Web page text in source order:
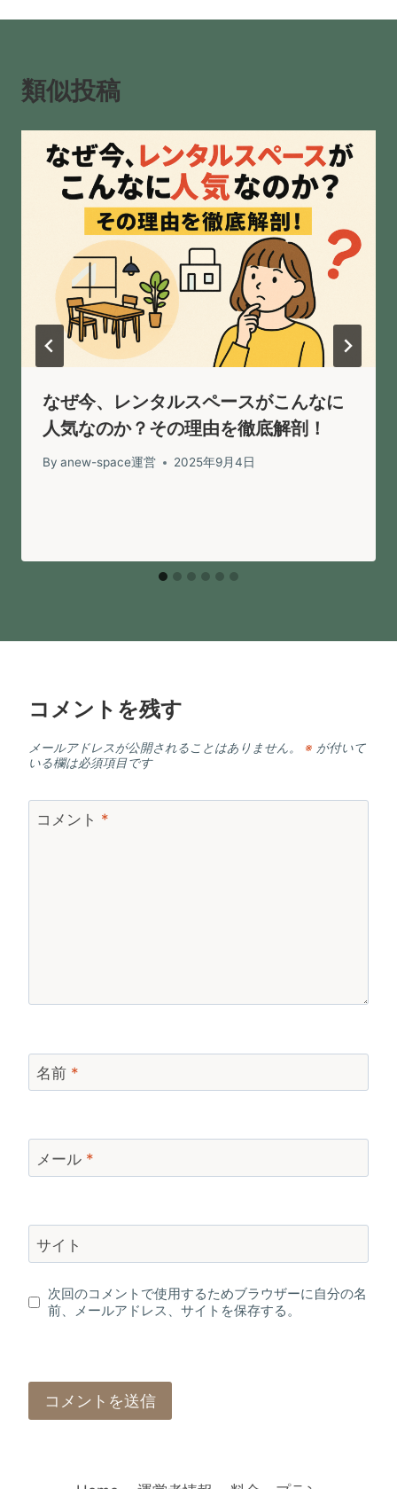
ゲ
シ
ョ
類似投稿
なぜ今、レンタルスペースがこんなに
人気なのか？その理由を徹底解剖！
By anew-space運営 2025年9月4日
コメントを残す
メールアドレスが公開されることはありません。 ※ が付いて
いる欄は必須項目です
コメント *
名前 *
メール *
サイト
次回のコメントで使用するためブラウザーに自分の名
前、メールアドレス、サイトを保存する。